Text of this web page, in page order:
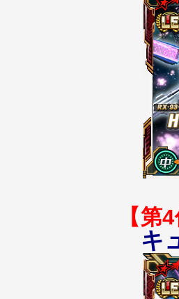
【第4
キ